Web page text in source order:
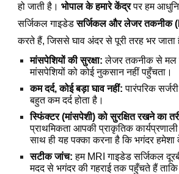
हो जाती है।भोपाल के हमारे केंद्रपर हम
सर्जिकल गाइडेडसर्जिकलऔरलेजर तकनीक
करते हैं, जिससे घाव अंदर से पूरी तरह भर जाता
मांसपेशियों की सुरक्षा: लेजर तकनीक से मल
मांसपेशियों को कोई नुकसान नहीं पहुँचता।
कम दर्द, कोई बड़ा घाव नहीं: पारंपरिक
बहुत कम दर्द होता है।
स्फिंक्टर (मांसपेशी) को सुरक्षित रखने का
प्राथमिकता आपकी प्राकृतिक
साथ ही यह पक्का करना है कि भगंदर हमेशा
सटीक जांच: हम MRI गाइडेड सर्जिकल
मदद से भगंदर की गहराई तक पहुँचते हैं ताकि